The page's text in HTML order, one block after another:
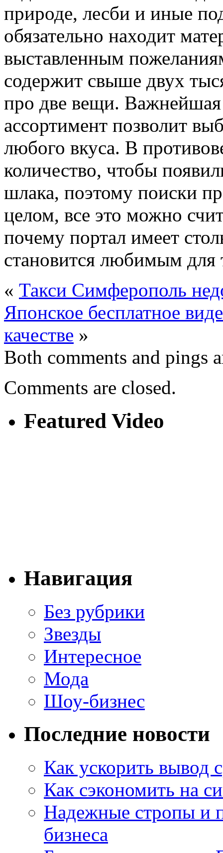
природе, лесби и иные
обязательно находит
выставленным
содержит свыше двух
про две вещи. Важнейшая
ассортимент позволит
любого вкуса. В
количество, чтобы
шлака, поэтому поиски
целом, все это можно
почему портал имеет
становится любимым для
« Такси Симферополь
Японское бесплатное
качестве »
Both comments and pings
Comments are closed.
Featured Video
Навигация
Без рубрики
Звезды
Интересное
Мода
Шоу-бизнес
Последние новости
Как ускорить вывод
Как сэкономить на
Надежные стропы и
бизнеса